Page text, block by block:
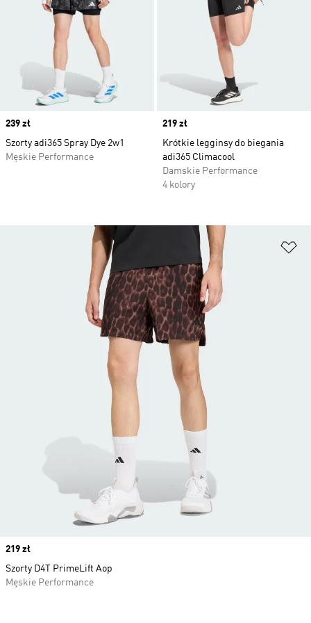
Price
239 zł
Szorty adi365 Spray Dye 2w1
Męskie Performance
Price
219 zł
Krótkie legginsy do biegania
adi365 Climacool
Damskie Performance
4 kolory
Price
219 zł
Szorty D4T PrimeLift Aop
Męskie Performance